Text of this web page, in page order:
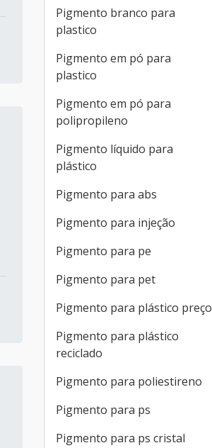
Pigmento branco para
plastico
Pigmento em pó para
plastico
Pigmento em pó para
polipropileno
Pigmento líquido para
plástico
Pigmento para abs
Pigmento para injeção
Pigmento para pe
Pigmento para pet
Pigmento para plástico preço
Pigmento para plástico
reciclado
Pigmento para poliestireno
Pigmento para ps
Pigmento para ps cristal